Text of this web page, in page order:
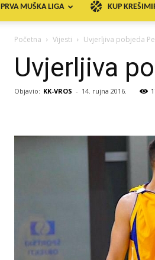
PRVA MUŠKA LIGA KUP
Početna Vijesti Uvjerljiva pobjeda
Uvjerljiva
Objavio: KK-VROS - 14. rujna 2016.